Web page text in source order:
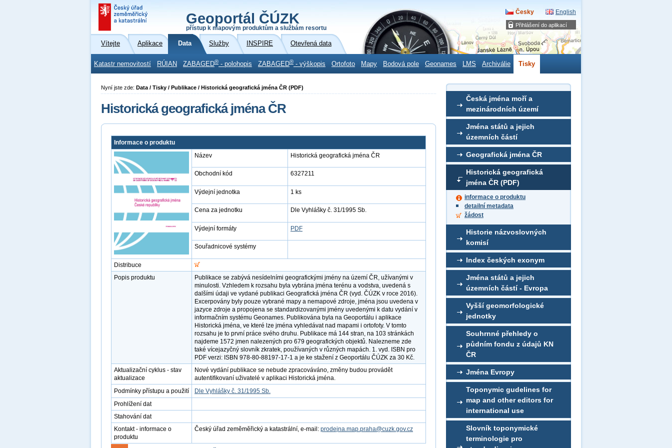
Přihlášení do aplikací
Geoportál ČÚZK
přístup k mapovým produktům a službám resortu
Česky English
Vítejte Aplikace Data Služby INSPIRE Otevřená data
Katastr nemovitostí RÚIAN ZABAGED® - polohopis ZABAGED® - výškopis Ortofoto Mapy Bodová pole Geonames LMS Archiválie Tisky
Česká jména moří a
mezinárodních území
Jména států a jejich
územních částí
Geografická jména ČR
Historická geografická
jména ČR (PDF)
informace o produktu
detailní metadata
žádost
Historie názvoslovných
komisí
Index českých exonym
Jména států a jejich
územních částí - Evropa
Vyšší geomorfologické
jednotky
Souhrnné přehledy o
půdním fondu z údajů KN
ČR
Jména Evropy
Toponymic gudelines for
map and other editors for
international use
Slovník toponymické
terminologie pro
Nyní jste zde: Data / Tisky / Publikace / Historická geografická jména ČR (PDF)
Historická geografická jména ČR
Informace o produktu
Název
Historická geografická jména ČR
Obchodní kód 6327211
Výdejní jednotka 1 ks
Cena za jednotku Dle Vyhlášky č. 31/1995 Sb.
Výdejní formáty PDF
Souřadnicové systémy
Distribuce
Popis produktu
Publikace se zabývá nesídelními geografickými jmény na území ČR, užívanými v
minulosti. Vzhledem k rozsahu byla vybrána jména terénu a vodstva, uvedená s
dalšími údaji ve vydané publikaci Geografická jména ČR (vyd. ČÚZK v roce 2016).
Excerpovány byly pouze vybrané mapy a nemapové zdroje, jména jsou uvedena v
jazyce zdroje a propojena se standardizovanými jmény uvedenými k datu vydání v
informačním systému Geonames. Publikována byla na Geoportálu i aplikace
Historická jména, ve které lze jména vyhledávat nad mapami i ortofoty. V tomto
rozsahu je to první práce svého druhu. Publikace má 144 stran, na 103 stránkách
najdeme 1572 jmen nalezených pro 679 geografických objektů. Nalezneme zde
také vícejazyčný slovník zkratek, používaných v různých mapách. 1. vyd. ISBN pro
PDF verzi: ISBN 978-80-88197-17-1 a je ke stažení z Geoportálu ČÚZK za 30 Kč.
Aktualizační cyklus - stav
aktualizace
Nové vydání publikace se nebude zpracováváno, změny budou provádět
autentifikovaní uživatelé v aplikaci Historická jména.
Podmínky přístupu a použití
Dle Vyhlášky č. 31/1995 Sb.
Prohlížení dat
Stahování dat
Kontakt - informace o
produktu
Český úřad zeměměřický a katastrální, e-mail: prodejna.map.praha@cuzk.gov.cz